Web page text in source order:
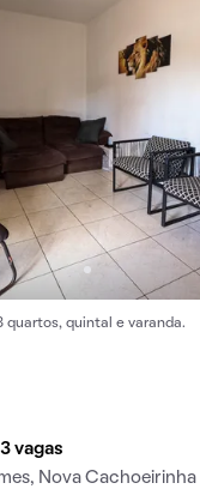
quartos, quintal e varanda.
vagas
Nova Cachoeirinha